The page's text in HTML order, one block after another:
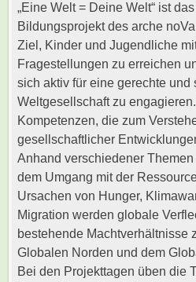
„Eine Welt = Deine Welt“ ist
Bildungsprojekt des arche
Ziel, Kinder und Jugendliche
Fragestellungen zu erreichen
sich aktiv für eine gerechte
Weltgesellschaft zu
Kompetenzen, die zum
gesellschaftlicher
Anhand verschiedener
dem Umgang mit der
Ursachen von Hunger,
Migration werden globale
bestehende Machtverhältnisse
Globalen Norden und dem
Bei den Projekttagen üben die